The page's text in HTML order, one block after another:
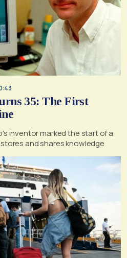
35: The First
inventor marked the start of a
and shares knowledge